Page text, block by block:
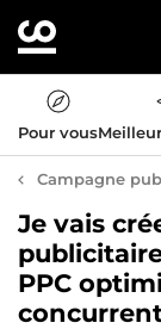
Pour vous
Campagne
Je vais
PPC